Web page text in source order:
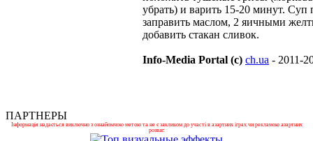
убрать) и варить 15-20 минут. Суп
заправить маслом, 2 яичными
добавить стакан сливок.
Info-Media Portal (c) ch.ua - 2011-
ПАРТНЕРЫ
Інформація надається виключно з ознайомчою метою та не є закликом до участі в азартних іграх чи рекламою азартних
розваг.